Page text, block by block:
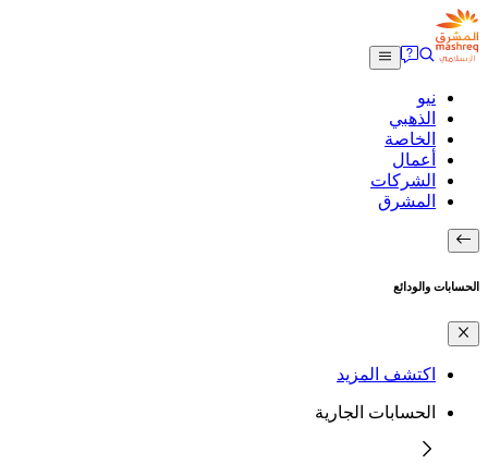
نيو
الذهبي
الخاصة
أعمال
الشركات
المشرق
الحسابات والودائع
اكتشف المزيد
الحسابات الجارية